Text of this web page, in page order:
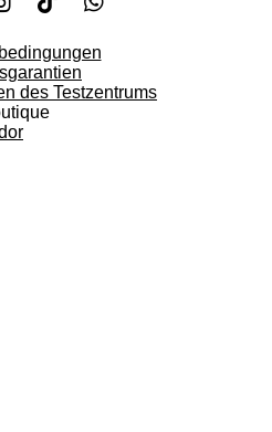
I
s
t
a
g
r
T
k
T
o
k
W
a
s
des Testzentrums